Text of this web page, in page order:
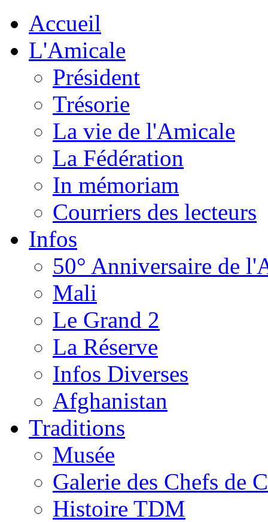
Accueil
L'Amicale
Président
Trésorie
La vie de l'Amicale
La Fédération
In mémoriam
Courriers des lecteurs
Infos
50° Anniversaire de
Mali
Le Grand 2
La Réserve
Infos Diverses
Afghanistan
Traditions
Musée
Galerie des Chefs de
Histoire TDM